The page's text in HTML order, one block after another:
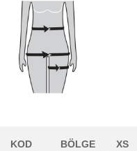
KOD BÖLGE XS